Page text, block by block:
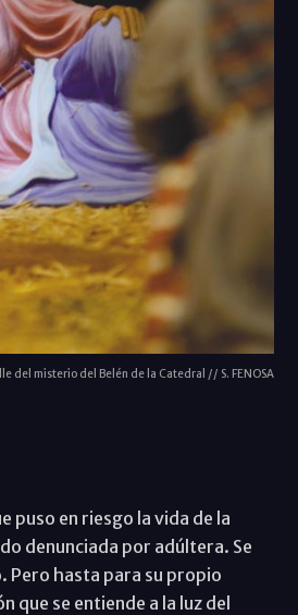
del misterio del Belén de la Catedral // S. FENOSA
puso en riesgo la vida de la
denunciada por adúltera. Se
Pero hasta para su propio
que se entiende a la luz del